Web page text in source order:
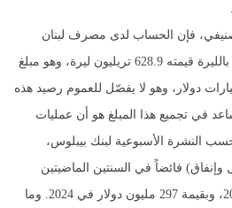
فإن الحساب لدى مصرف لبنان
يظهر تراكم مبلغ مالي إجمالي بالليرة قيمته 628.9 تريليون ليرة، وهو مبلغ
بسعر السوق اليوم 7 مليارات دولار، وهو لا يفصّل للعموم رصيد هذه
في تجميع هذا المبلغ هو أن عمليات
النشرة الأسبوعية لبنك بيبلوس،
فائضاً في السنتين الماضيتين
بقيمة 380 مليون دولار في 2023، وبقيمة 297 مليون دولار في 2024. وما